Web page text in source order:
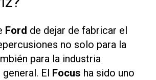
Ford de dejar de fabricar el
no solo para la
para la industria
El Focus ha sido uno